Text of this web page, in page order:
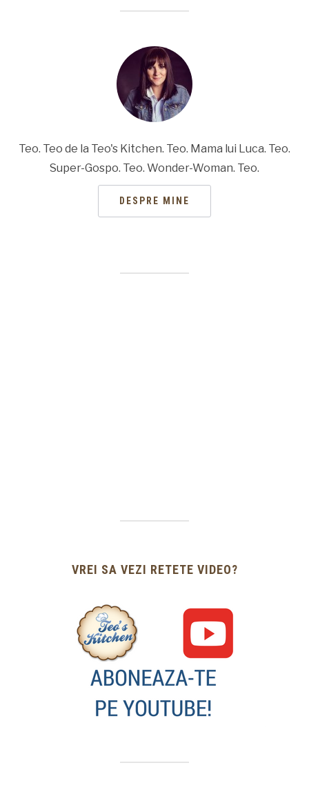
Teo. Teo de la Teo's Kitchen. Teo. Mama lui Luca. Teo.
Super-Gospo. Teo. Wonder-Woman. Teo.
DESPRE MINE
VREI SA VEZI RETETE VIDEO?